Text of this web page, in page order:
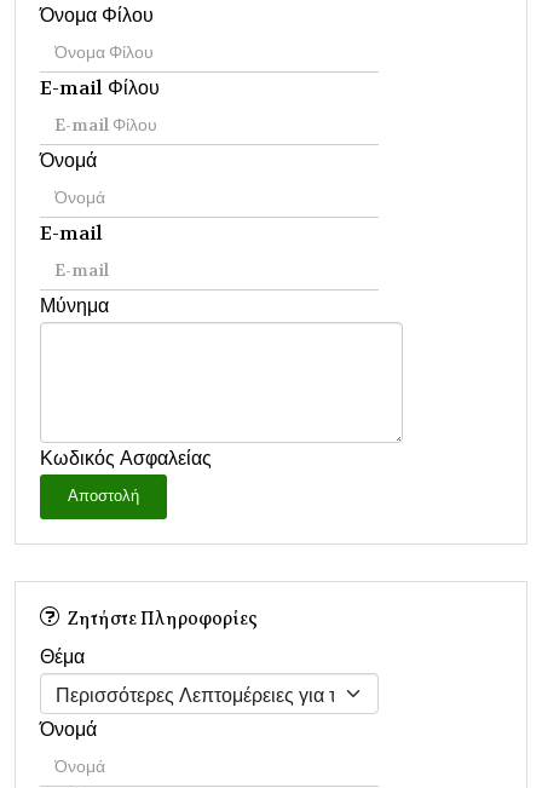
Όνομα Φίλου
E-mail Φίλου
Όνομά
E-mail
Μύνημα
Κωδικός Ασφαλείας
Αποστολή
Ζητήστε Πληροφορίες
Θέμα
Όνομά